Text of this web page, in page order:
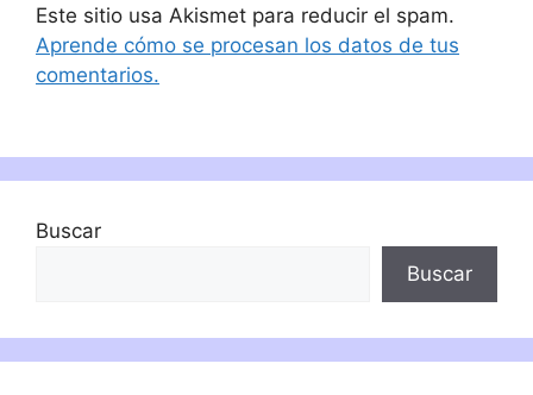
Este sitio usa Akismet para reducir el spam.
Aprende cómo se procesan los datos de tus
comentarios.
Buscar
Buscar